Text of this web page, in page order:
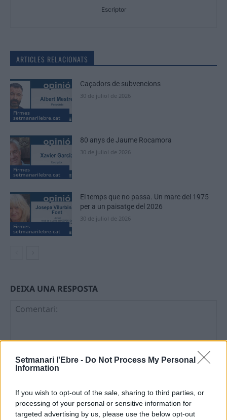
Setmanari l'Ebre - Do Not Process My Personal
Information
If you wish to opt-out of the sale, sharing to third parties, or
processing of your personal or sensitive information for
targeted advertising by us, please use the below opt-out
Escriptor
ARTICLES RELACIONATS
Firmes
setmanarilebre.cat
Caçadors de subvencions
30 de juliol de 2026
Firmes
setmanarilebre.cat
80 anys de Jaume Rocamora
30 de juliol de 2026
Firmes
setmanarilebre.cat
El temps que no passa. Un marc del 1975
per a un paisatge del 2026
30 de juliol de 2026
DEIXA UNA RESPOSTA
Comentari: